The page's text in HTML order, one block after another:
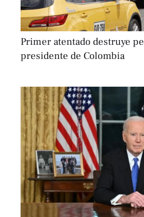
Primer atentado destruye
presidente de Colombia